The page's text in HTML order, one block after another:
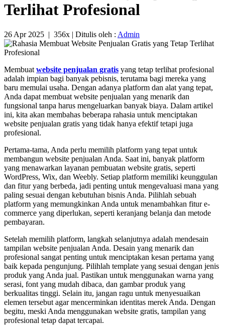
Terlihat Profesional
26 Apr 2025 | 356x | Ditulis oleh : Admin
Membuat website penjualan gratis yang tetap terlihat profesional
adalah impian bagi banyak pebisnis, terutama bagi mereka yang
baru memulai usaha. Dengan adanya platform dan alat yang tepat,
Anda dapat membuat website penjualan yang menarik dan
fungsional tanpa harus mengeluarkan banyak biaya. Dalam artikel
ini, kita akan membahas beberapa rahasia untuk menciptakan
website penjualan gratis yang tidak hanya efektif tetapi juga
profesional.
Pertama-tama, Anda perlu memilih platform yang tepat untuk
membangun website penjualan Anda. Saat ini, banyak platform
yang menawarkan layanan pembuatan website gratis, seperti
WordPress, Wix, dan Weebly. Setiap platform memiliki keunggulan
dan fitur yang berbeda, jadi penting untuk mengevaluasi mana yang
paling sesuai dengan kebutuhan bisnis Anda. Pilihlah sebuah
platform yang memungkinkan Anda untuk menambahkan fitur e-
commerce yang diperlukan, seperti keranjang belanja dan metode
pembayaran.
Setelah memilih platform, langkah selanjutnya adalah mendesain
tampilan website penjualan Anda. Desain yang menarik dan
profesional sangat penting untuk menciptakan kesan pertama yang
baik kepada pengunjung. Pilihlah template yang sesuai dengan jenis
produk yang Anda jual. Pastikan untuk menggunakan warna yang
serasi, font yang mudah dibaca, dan gambar produk yang
berkualitas tinggi. Selain itu, jangan ragu untuk menyesuaikan
elemen tersebut agar mencerminkan identitas merek Anda. Dengan
begitu, meski Anda menggunakan website gratis, tampilan yang
profesional tetap dapat tercapai.